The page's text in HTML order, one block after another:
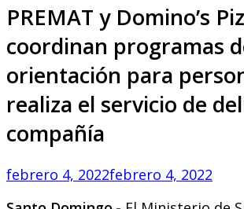
PREMAT y Domino’s
coordinan programas
orientación para
realiza el servicio de
compañía
febrero 4, 2022febrero 4, 2022